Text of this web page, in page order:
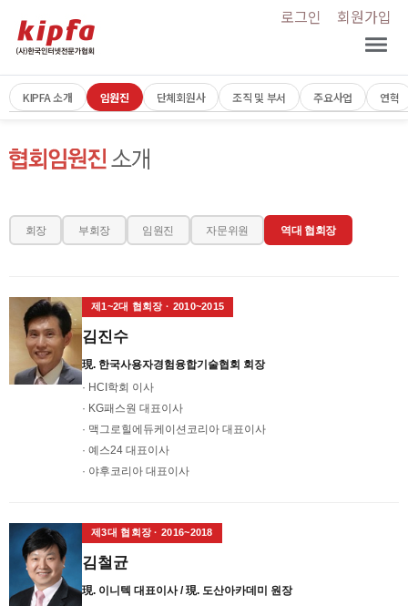
로그인 회원가입
KIPFA 소개 임원진 단체회원사 조직 및 부서 주요사업 연혁
회장 부회장 임원진 자문위원 역대 협회장
제1~2대 협회장 · 2010~2015
김진수
現. 한국사용자경험융합기술협회 회장
· HCI학회 이사
· KG패스원 대표이사
· 맥그로힐에듀케이션코리아 대표이사
· 예스24 대표이사
· 야후코리아 대표이사
제3대 협회장 · 2016~2018
김철균
現. 이니텍 대표이사 / 現. 도산아카데미 원장